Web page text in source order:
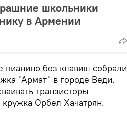
школьники
в Армении
пианино без клавиш собрали
"Армат" в городе Веди.
транзисторы
Орбел Хачатрян.